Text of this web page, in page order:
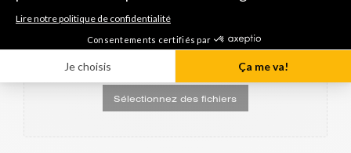
PRÉSENTATION
Déposer les fichiers ici ou
Sélectionnez des fichiers